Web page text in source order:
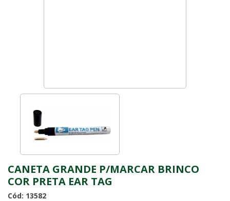
CANETA GRANDE P/MARCAR BRINCO
COR PRETA EAR TAG
Cód: 13582